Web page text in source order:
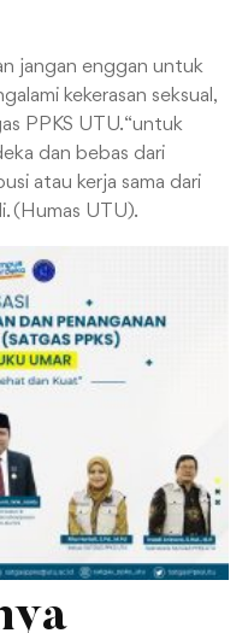
jangan enggan untuk
kekerasan seksual,
PPKS UTU. “untuk
dan bebas dari
atau kerja sama dari
(Humas UTU).